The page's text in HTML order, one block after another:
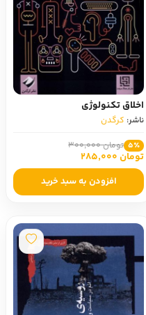
اخلاق تکنولوژی
ناشر: کرگدن
5٪ تومان 300,000
تومان 285,000
افزودن به سبد خرید